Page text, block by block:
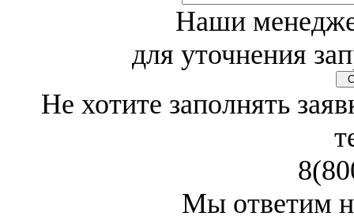
Наши
для уточнения
Не хотите заполнять
Мы ответим